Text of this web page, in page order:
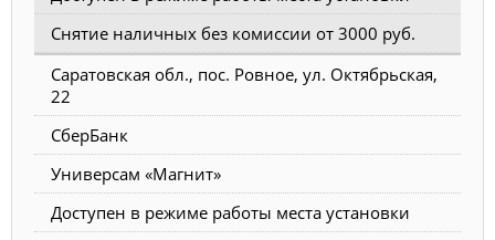
Снятие наличных без комиссии от 3000 руб.
Саратовская обл., пос. Ровное, ул. Октябрьская,
22
СберБанк
Универсам «Магнит»
Доступен в режиме работы места установки